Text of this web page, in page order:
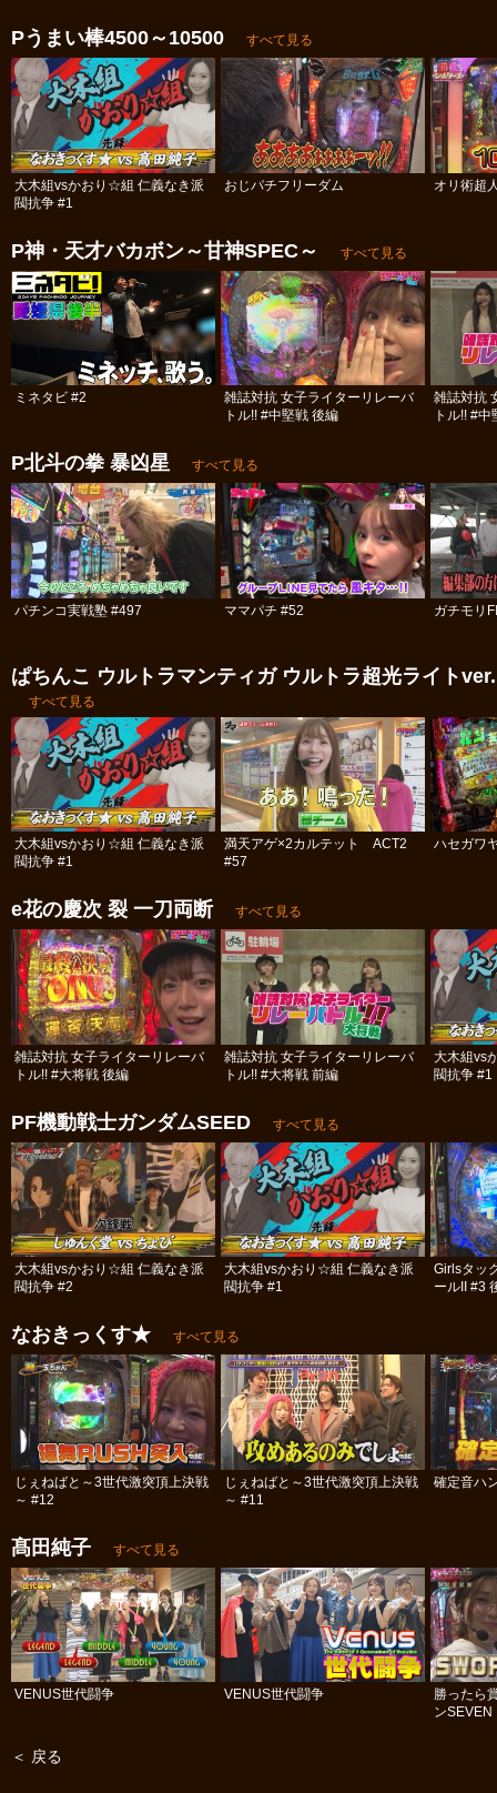
Pうまい棒4500～10500 すべて見る
大木組vsかおり☆組 仁義なき派
閥抗争 #1
おじパチフリーダム オリ術超
P神・天才バカボン～甘神SPEC～ すべて見る
ミネタビ #2
雑誌対抗 女子ライターリレーバ
トル!! #中堅戦 後編
雑誌対抗
トル!! #
P北斗の拳 暴凶星 すべて見る
パチンコ実戦塾 #497 ママパチ #52 ガチモリ
ぱちんこ ウルトラマンティガ ウルトラ超光ライトver.
すべて見る
大木組vsかおり☆組 仁義なき派
閥抗争 #1
満天アゲ×2カルテット ACT2
#57
ハセガワ
e花の慶次 裂 一刀両断 すべて見る
雑誌対抗 女子ライターリレーバ
トル!! #大将戦 後編
雑誌対抗 女子ライターリレーバ
トル!! #大将戦 前編
大木組vs
閥抗争 #1
PF機動戦士ガンダムSEED すべて見る
大木組vsかおり☆組 仁義なき派
閥抗争 #2
大木組vsかおり☆組 仁義なき派
閥抗争 #1
Girlsタッ
ールII #3
なおきっくす★ すべて見る
じぇねばと～3世代激突頂上決戦
～ #12
じぇねばと～3世代激突頂上決戦
～ #11
確定音ハ
髙田純子 すべて見る
VENUS世代闘争 VENUS世代闘争
勝ったら
ンSEVEN
＜ 戻る